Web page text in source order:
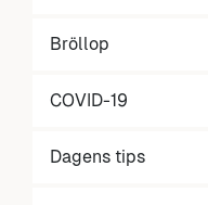
Bröllop
COVID-19
Dagens tips